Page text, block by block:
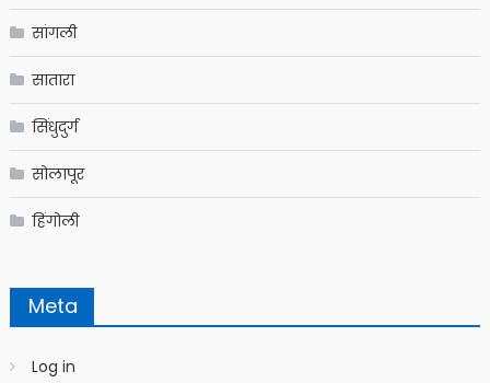
सांगली
सातारा
सिंधुदुर्ग
सोलापूर
हिंगोली
Meta
Log in